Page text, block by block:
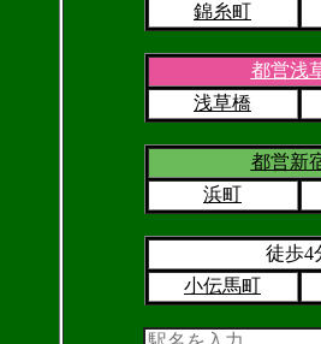
錦糸町
都営浅
浅草橋
都営新
浜町
徒歩4
小伝馬町